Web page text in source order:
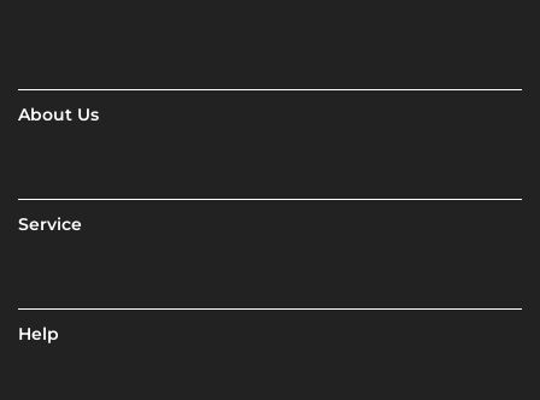
About Us
Service
Help